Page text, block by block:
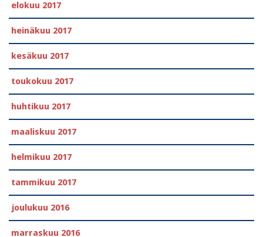
elokuu 2017
heinäkuu 2017
kesäkuu 2017
toukokuu 2017
huhtikuu 2017
maaliskuu 2017
helmikuu 2017
tammikuu 2017
joulukuu 2016
marraskuu 2016